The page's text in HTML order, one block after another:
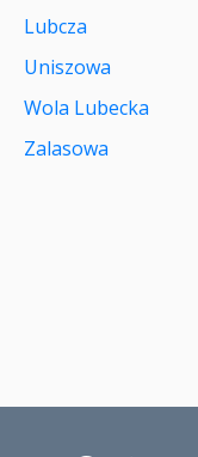
Lubcza
Uniszowa
Wola Lubecka
Zalasowa